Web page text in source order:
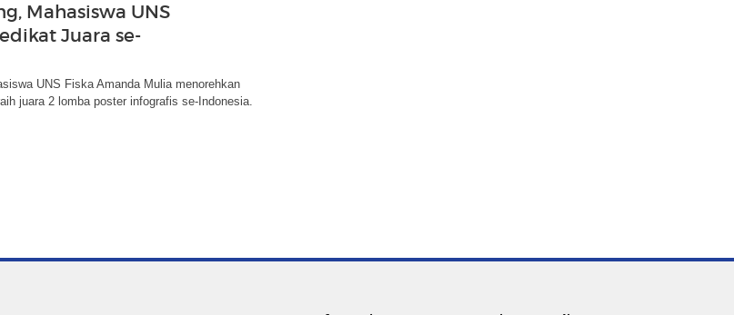
Mahasiswa UNS
Juara se-
UNS Fiska Amanda Mulia menorehkan
juara 2 lomba poster infografis se-Indonesia.